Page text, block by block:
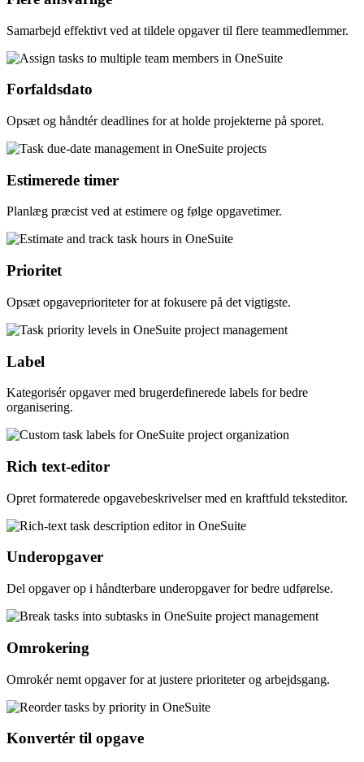
Samarbejd effektivt ved at tildele opgaver til flere teammedlemmer.
Forfaldsdato
Opsæt og håndtér deadlines for at holde projekterne på sporet.
Estimerede timer
Planlæg præcist ved at estimere og følge opgavetimer.
Prioritet
Opsæt opgaveprioriteter for at fokusere på det vigtigste.
Label
Kategorisér opgaver med brugerdefinerede labels for bedre
organisering.
Rich text-editor
Opret formaterede opgavebeskrivelser med en kraftfuld teksteditor.
Underopgaver
Del opgaver op i håndterbare underopgaver for bedre udførelse.
Omrokering
Omrokér nemt opgaver for at justere prioriteter og arbejdsgang.
Konvertér til opgave